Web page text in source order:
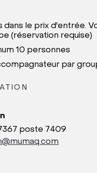
dans le prix d'entrée.
(réservation requise)
10 personnes
par
poste 7409